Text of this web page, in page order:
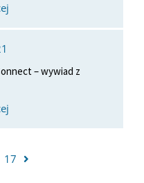
– wywiad z
17